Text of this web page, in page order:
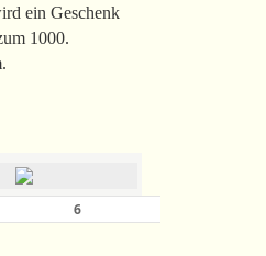
ein Geschenk
1000.